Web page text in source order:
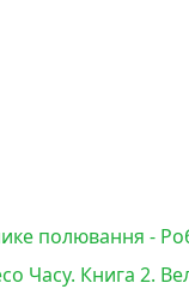
полювання -
Часу. Книга 2.